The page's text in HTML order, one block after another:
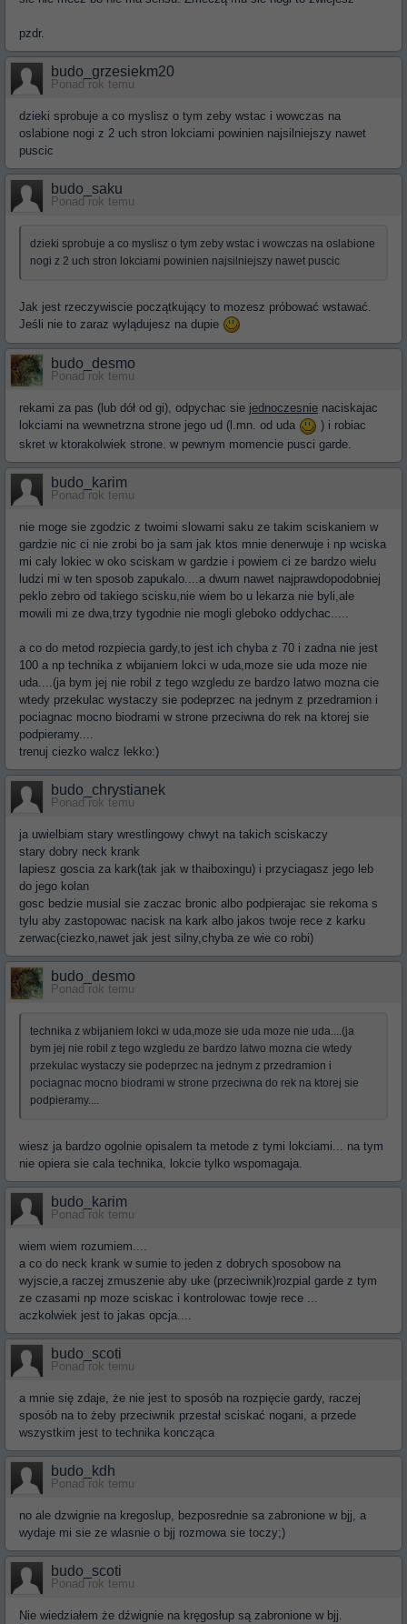
pzdr.
budo_grzesiekm20
Ponad rok temu
dzieki sprobuje a co myslisz o tym zeby wstac i wowczas na
oslabione nogi z 2 uch stron lokciami powinien najsilniejszy nawet
puscic
budo_saku
Ponad rok temu
dzieki sprobuje a co myslisz o tym zeby wstac i wowczas na oslabione
nogi z 2 uch stron lokciami powinien najsilniejszy nawet puscic
Jak jest rzeczywiscie początkujący to mozesz próbować wstawać.
Jeśli nie to zaraz wylądujesz na dupie
budo_desmo
Ponad rok temu
rekami za pas (lub dół od gi), odpychac sie jednoczesnie naciskajac
lokciami na wewnetrzna strone jego ud (l.mn. od uda
) i robiac
skret w ktorakolwiek strone. w pewnym momencie pusci garde.
budo_karim
Ponad rok temu
nie moge sie zgodzic z twoimi slowami saku ze takim sciskaniem w
gardzie nic ci nie zrobi bo ja sam jak ktos mnie denerwuje i np wciska
mi caly lokiec w oko sciskam w gardzie i powiem ci ze bardzo wielu
ludzi mi w ten sposob zapukalo....a dwum nawet najprawdopodobniej
peklo zebro od takiego scisku,nie wiem bo u lekarza nie byli,ale
mowili mi ze dwa,trzy tygodnie nie mogli gleboko oddychac.....
a co do metod rozpiecia gardy,to jest ich chyba z 70 i zadna nie jest
100 a np technika z wbijaniem lokci w uda,moze sie uda moze nie
uda....(ja bym jej nie robil z tego wzgledu ze bardzo latwo mozna cie
wtedy przekulac wystaczy sie podeprzec na jednym z przedramion i
pociagnac mocno biodrami w strone przeciwna do rek na ktorej sie
podpieramy....
trenuj ciezko walcz lekko:)
budo_chrystianek
Ponad rok temu
ja uwielbiam stary wrestlingowy chwyt na takich sciskaczy
stary dobry neck krank
lapiesz goscia za kark(tak jak w thaiboxingu) i przyciagasz jego leb
do jego kolan
gosc bedzie musial sie zaczac bronic albo podpierajac sie rekoma s
tylu aby zastopowac nacisk na kark albo jakos twoje rece z karku
zerwac(ciezko,nawet jak jest silny,chyba ze wie co robi)
budo_desmo
Ponad rok temu
technika z wbijaniem lokci w uda,moze sie uda moze nie uda....(ja
bym jej nie robil z tego wzgledu ze bardzo latwo mozna cie wtedy
przekulac wystaczy sie podeprzec na jednym z przedramion i
pociagnac mocno biodrami w strone przeciwna do rek na ktorej sie
podpieramy....
wiesz ja bardzo ogolnie opisalem ta metode z tymi lokciami... na tym
nie opiera sie cala technika, lokcie tylko wspomagaja.
budo_karim
Ponad rok temu
wiem wiem rozumiem....
a co do neck krank w sumie to jeden z dobrych sposobow na
wyjscie,a raczej zmuszenie aby uke (przeciwnik)rozpial garde z tym
ze czasami np moze sciskac i kontrolowac towje rece ...
aczkolwiek jest to jakas opcja....
budo_scoti
Ponad rok temu
a mnie się zdaje, że nie jest to sposób na rozpięcie gardy, raczej
sposób na to żeby przeciwnik przestał sciskać nogani, a przede
wszystkim jest to technika koncząca
budo_kdh
Ponad rok temu
no ale dzwignie na kregoslup, bezposrednie sa zabronione w bjj, a
wydaje mi sie ze wlasnie o bjj rozmowa sie toczy;)
budo_scoti
Ponad rok temu
Nie wiedziałem że dźwignie na kręgosłup są zabronione w bjj.